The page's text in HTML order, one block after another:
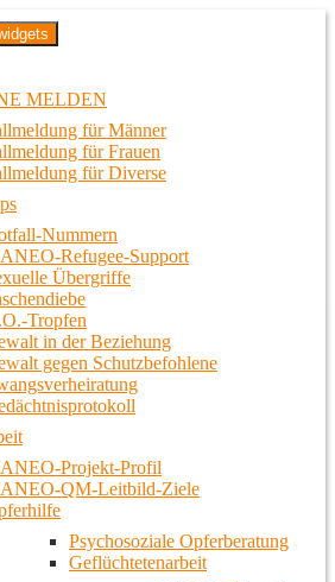
Projekt in Berlin
MELDEN
für Männer
für Frauen
für Diverse
Nummern
Refugee-Support
Übergriffe
Tropfen
in der Beziehung
gegen Schutzbefohlene
Projekt-Profil
QM-Leitbild-Ziele
Psychosoziale Opferberatung
Geflüchtetenarbeit